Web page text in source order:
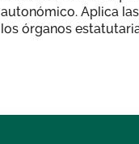
autonómico. Aplica
los órganos